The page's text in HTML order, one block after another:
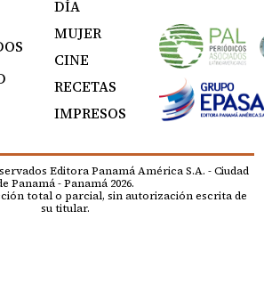
DÍA
MUJER
CINE
RECETAS
IMPRESOS
Editora Panamá América S.A. - Ciudad
Panamá - Panamá 2026.
total o parcial, sin autorización escrita de
su titular.